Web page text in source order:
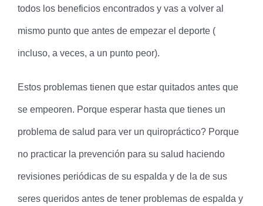
todos los beneficios encontrados y vas a volver al
mismo punto que antes de empezar el deporte (
incluso, a veces, a un punto peor).
Estos problemas tienen que estar quitados antes que
se empeoren. Porque esperar hasta que tienes un
problema de salud para ver un quiropráctico? Porque
no practicar la prevención para su salud haciendo
revisiones periódicas de su espalda y de la de sus
seres queridos antes de tener problemas de espalda y